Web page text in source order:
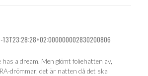
has a dream. Men glömt foliehatten av,
drömmar, det är natten då det ska